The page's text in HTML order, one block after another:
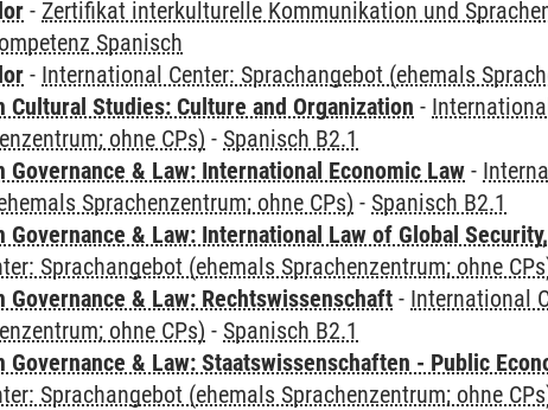
- Zertifikat interkulturelle Kommunikation und
Spanisch
- International Center: Sprachangebot (ehemals
Cultural Studies: Culture and Organization -
ohne CPs) - Spanisch B2.1
Governance & Law: International Economic Law -
Sprachenzentrum; ohne CPs) - Spanisch B2.1
Governance & Law: International Law of Global
Sprachangebot (ehemals Sprachenzentrum; ohne
Governance & Law: Rechtswissenschaft - International
ohne CPs) - Spanisch B2.1
Governance & Law: Staatswissenschaften - Public
Sprachangebot (ehemals Sprachenzentrum; ohne